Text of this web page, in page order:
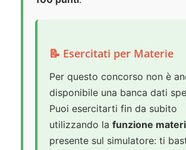
📝 Esercitati per Materie
Per questo concorso non è
disponibile una banca dati
Puoi esercitarti fin da subito
utilizzando la funzione
presente sul simulatore: ti